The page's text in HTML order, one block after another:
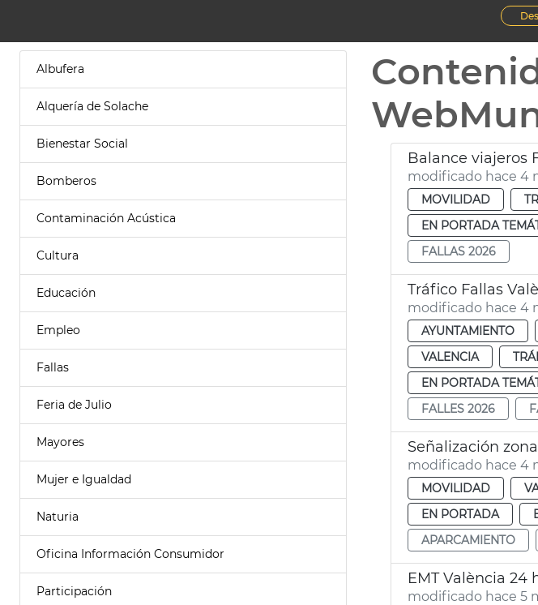
Albufera
Alquería de Solache
Bienestar Social
Bomberos
Contaminación Acústica
Cultura
Educación
Empleo
Fallas
Feria de Julio
Mayores
Mujer e Igualdad
Naturia
Oficina Información Consumidor
Participación
Balance viajeros
modificado hace 4
MOVILIDAD
EN PORTADA
FALLAS 2026
Tráfico Fallas
modificado hace 4
AYUNTAMIENTO
VALENCIA
EN PORTADA
FALLES 2026
Señalización
modificado hace 4
MOVILIDAD
EN PORTADA
APARCAMIENTO
EMT València 24
modificado hace 5